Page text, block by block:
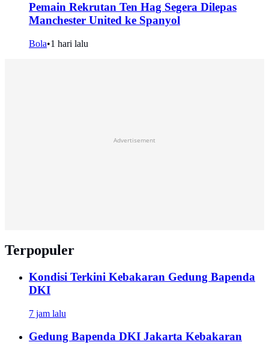
Pemain Rekrutan Ten Hag Segera Dilepas
Manchester United ke Spanyol
Bola•1 hari lalu
Advertisement
Terpopuler
Kondisi Terkini Kebakaran Gedung Bapenda
DKI
7 jam lalu
Gedung Bapenda DKI Jakarta Kebakaran